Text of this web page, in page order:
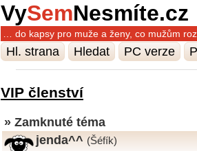
VySemNesmíte.cz
… do kapsy pro muže a ženy, co mužům
Hl. strana Hledat PC verze
VIP členství
» Zamknuté téma
jenda^^ (Šéfík)